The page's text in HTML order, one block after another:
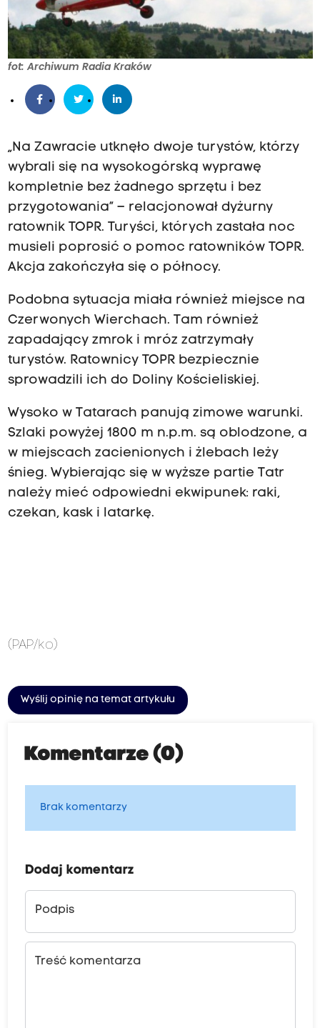
fot: Archiwum Radia Kraków
„Na Zawracie utknęło dwoje turystów, którzy
wybrali się na wysokogórską wyprawę
kompletnie bez żadnego sprzętu i bez
przygotowania” – relacjonował dyżurny
ratownik TOPR. Turyści, których zastała noc
musieli poprosić o pomoc ratowników TOPR.
Akcja zakończyła się o północy.
Podobna sytuacja miała również miejsce na
Czerwonych Wierchach. Tam również
zapadający zmrok i mróz zatrzymały
turystów. Ratownicy TOPR bezpiecznie
sprowadzili ich do Doliny Kościeliskiej.
Wysoko w Tatarach panują zimowe warunki.
Szlaki powyżej 1800 m n.p.m. są oblodzone, a
w miejscach zacienionych i żlebach leży
śnieg. Wybierając się w wyższe partie Tatr
należy mieć odpowiedni ekwipunek: raki,
czekan, kask i latarkę.
(PAP/ko)
Wyślij opinię na temat artykułu
Komentarze (0)
Brak komentarzy
Dodaj komentarz
Podpis
Treść komentarza